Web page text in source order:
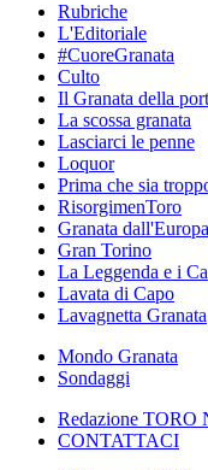
Rubriche
L'Editoriale
#CuoreGranata
Culto
Il Granata della
La scossa granata
Lasciarci le penne
Loquor
Prima che sia
RisorgimenToro
Granata dall'Europa
Gran Torino
La Leggenda e i
Lavata di Capo
Lavagnetta Granata
Mondo Granata
Sondaggi
Redazione TORO
CONTATTACI